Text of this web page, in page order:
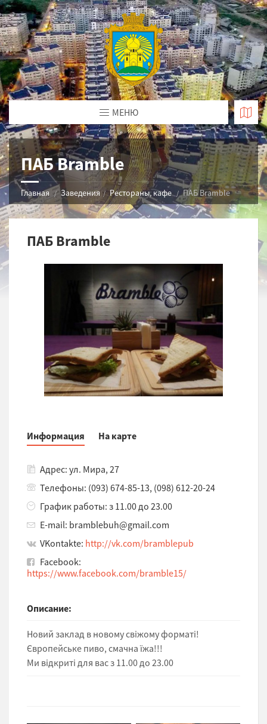
МЕНЮ
ПАБ Bramble
Главная Заведения Рестораны, кафе ПАБ Bramble
ПАБ Bramble
Информация На карте
Адрес: ул. Мира, 27
Телефоны: (093) 674-85-13, (098) 612-20-24
График работы: з 11.00 до 23.00
E-mail: bramblebuh@gmail.com
VKontakte: http://vk.com/bramblepub
Facebook:
https://www.facebook.com/bramble15/
Описание:
Новий заклад в новому свіжому форматі!
Європейське пиво, смачна їжа!!!
Ми відкриті для вас з 11.00 до 23.00